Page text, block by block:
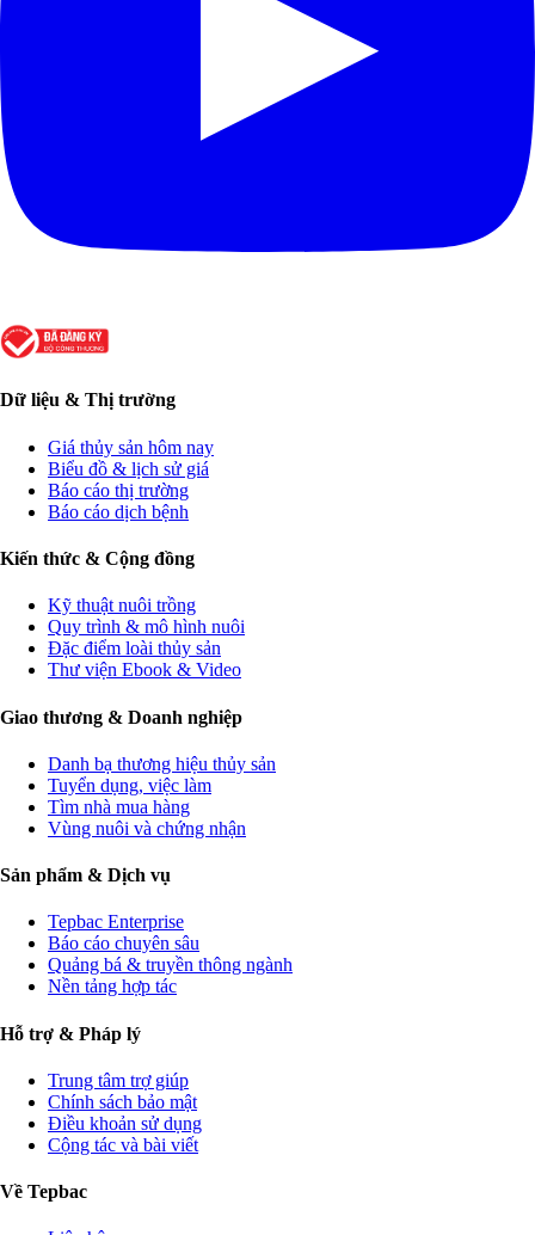
Dữ liệu & Thị trường
Giá thủy sản hôm nay
Biểu đồ & lịch sử giá
Báo cáo thị trường
Báo cáo dịch bệnh
Kiến thức & Cộng đồng
Kỹ thuật nuôi trồng
Quy trình & mô hình nuôi
Đặc điểm loài thủy sản
Thư viện Ebook & Video
Giao thương & Doanh nghiệp
Danh bạ thương hiệu thủy sản
Tuyển dụng, việc làm
Tìm nhà mua hàng
Vùng nuôi và chứng nhận
Sản phẩm & Dịch vụ
Tepbac Enterprise
Báo cáo chuyên sâu
Quảng bá & truyền thông ngành
Nền tảng hợp tác
Hỗ trợ & Pháp lý
Trung tâm trợ giúp
Chính sách bảo mật
Điều khoản sử dụng
Cộng tác và bài viết
Về Tepbac